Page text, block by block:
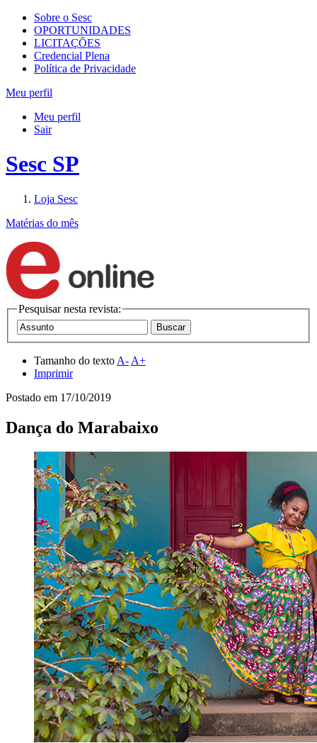
Sobre o Sesc
OPORTUNIDADES
LICITAÇÕES
Credencial Plena
Política de Privacidade
Meu perfil
Meu perfil
Sair
Sesc SP
Loja Sesc
Matérias do mês
Pesquisar nesta revista:
Tamanho do texto A- A+
Imprimir
Postado em 17/10/2019
Dança do Marabaixo